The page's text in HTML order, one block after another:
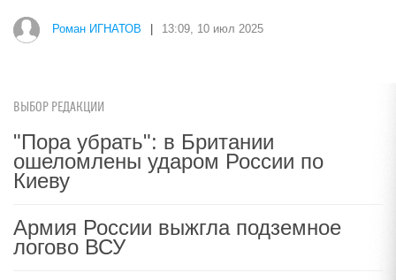
Роман ИГНАТОВ 13:09, 10 июл 2025
ВЫБОР РЕДАКЦИИ
"Пора убрать": в Британии
ошеломлены ударом России по
Киеву
Армия России выжгла подземное
логово ВСУ